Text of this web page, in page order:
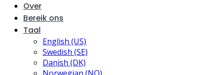
Over
Bereik ons
Taal
English (US)
Swedish (SE)
Danish (DK)